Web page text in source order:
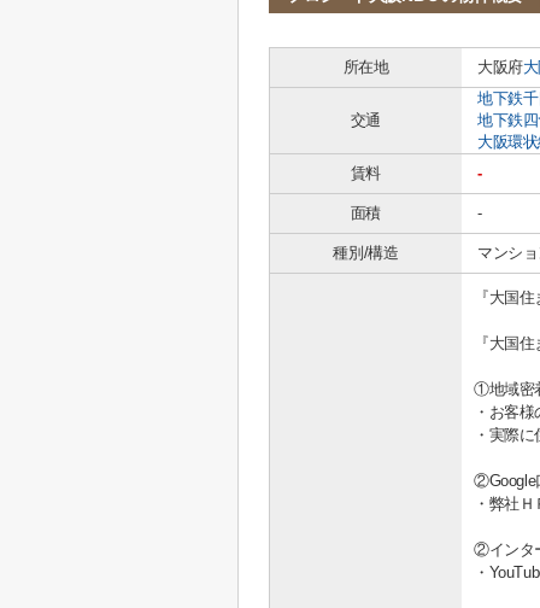
所在地
大阪府
交通
地下鉄
地下鉄
大阪環
賃料
-
面積 -
種別/構造 マンシ
『大国
『大国
①地域密
・お客
・実際
②Google
・弊社
②インタ
・